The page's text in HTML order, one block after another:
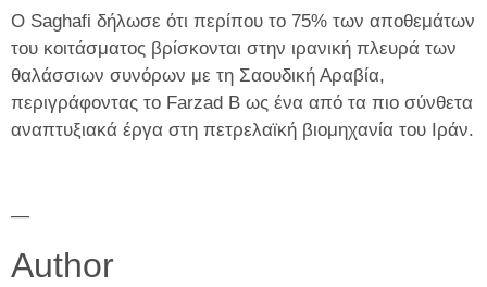
Ο Saghafi δήλωσε ότι περίπου το 75% των αποθεμάτων
του κοιτάσματος βρίσκονται στην ιρανική πλευρά των
θαλάσσιων συνόρων με τη Σαουδική Αραβία,
περιγράφοντας το Farzad B ως ένα από τα πιο σύνθετα
αναπτυξιακά έργα στη πετρελαϊκή βιομηχανία του Ιράν.
—
Author